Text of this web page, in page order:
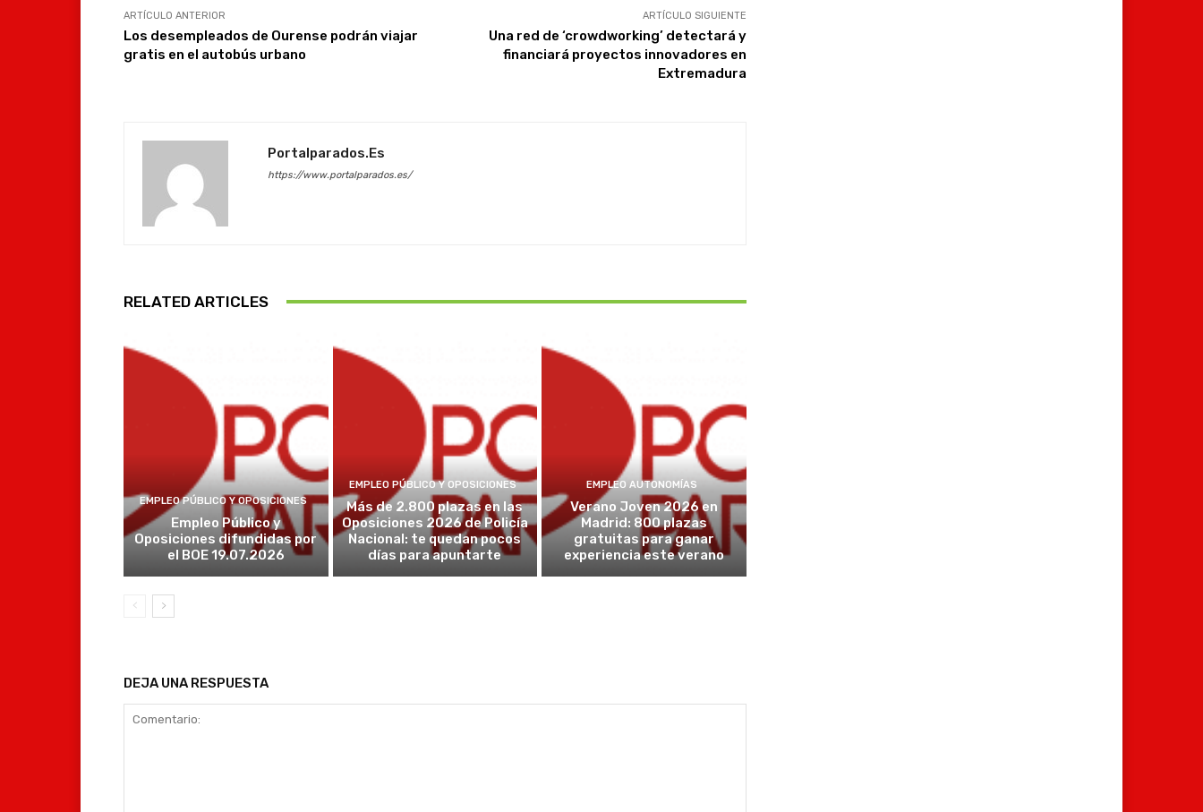
ARTÍCULO ANTERIOR
Los desempleados de Ourense podrán viajar
gratis en el autobús urbano
ARTÍCULO SIGUIENTE
Una red de ‘crowdworking’ detectará y
financiará proyectos innovadores en
Extremadura
Portalparados.es
https://www.portalparados.es/
RELATED ARTICLES
EMPLEO PÚBLICO Y OPOSICIONES
Empleo Público y
Oposiciones difundidas por
el BOE 19.07.2026
EMPLEO PÚBLICO Y OPOSICIONES
Más de 2.800 plazas en las
Oposiciones 2026 de Policía
Nacional: te quedan pocos
días para apuntarte
EMPLEO AUTONOMÍAS
Verano Joven 2026 en
Madrid: 800 plazas
gratuitas para ganar
experiencia este verano
DEJA UNA RESPUESTA